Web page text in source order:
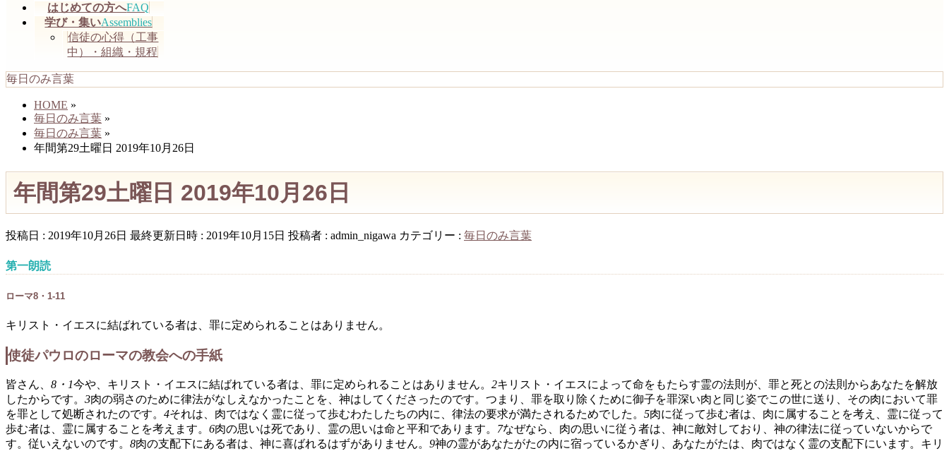
はじめての方へFAQ
学び・集いAssemblies
信徒の心得（工事
中）・組織・規程
毎日のみ言葉
HOME »
毎日のみ言葉 »
毎日のみ言葉 »
年間第29土曜日 2019年10月26日
年間第29土曜日 2019年10月26日
投稿日 : 2019年10月26日 最終更新日時 : 2019年10月15日 投稿者 : admin_nigawa カテゴリー : 毎日のみ言葉
第一朗読
ローマ8・1-11
キリスト・イエスに結ばれている者は、罪に定められることはありません。
使徒パウロのローマの教会への手紙
皆さん、 8・1今や、キリスト・イエスに結ばれている者は、罪に定められることはありません。 2キリスト・イエスによって命をもたらす霊の法則が、罪と死との法則からあなたを解放
したからです。 3肉の弱さのために律法がなしえなかったことを、神はしてくださったのです。つまり、罪を取り除くために御子を罪深い肉と同じ姿でこの世に送り、その肉において罪
を罪として処断されたのです。 4それは、肉ではなく霊に従って歩むわたしたちの内に、律法の要求が満たされるためでした。 5肉に従って歩む者は、肉に属することを考え、霊に従って
歩む者は、霊に属することを考えます。 6肉の思いは死であり、霊の思いは命と平和であります。 7なぜなら、肉の思いに従う者は、神に敵対しており、神の律法に従っていないからで
す。従いえないのです。 8肉の支配下にある者は、神に喜ばれるはずがありません。 9神の霊があなたがたの内に宿っているかぎり、あなたがたは、肉ではなく霊の支配下にいます。キリ